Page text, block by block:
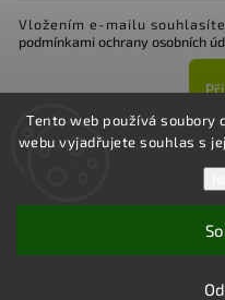
Tento web používá soubory
webu vyjadřujete souhlas s
Vložením e-mailu
podmínkami ochrany osobních